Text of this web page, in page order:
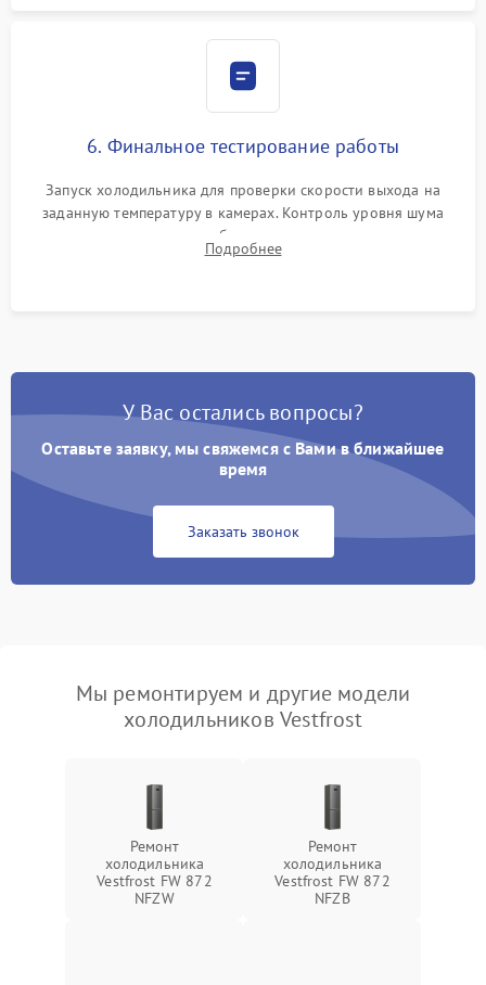
6. Финальное тестирование работы
Запуск холодильника для проверки скорости выхода на
заданную температуру в камерах. Контроль уровня шума
компрессора, отсутствия обмерзания стенок и корректного
срабатывания системы автоматической оттайки.
Подробнее
У Вас остались вопросы?
Оставьте заявку, мы свяжемся с Вами в ближайшее
время
Заказать звонок
Мы ремонтируем и другие модели
холодильников Vestfrost
Ремонт
холодильника
Vestfrost FW 872
NFZW
Ремонт
холодильника
Vestfrost FW 872
NFZВ